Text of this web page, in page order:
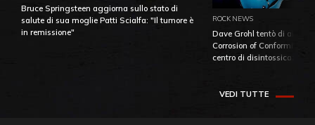
Bruce Springsteen aggiorna sullo stato di
salute di sua moglie Patti Scialfa: "Il tumore è
in remissione"
ROCK NEWS
Dave Grohl tentò di
Corrosion of Conformity
centro di
VEDI TUTTE